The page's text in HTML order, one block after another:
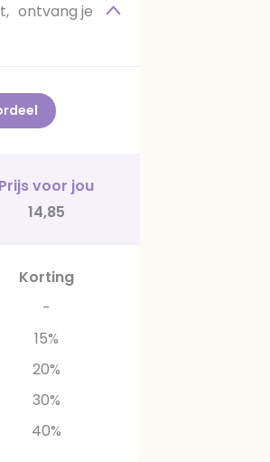
ontvang je
Prijs voor jou
14,85
Korting
-
15%
20%
30%
40%